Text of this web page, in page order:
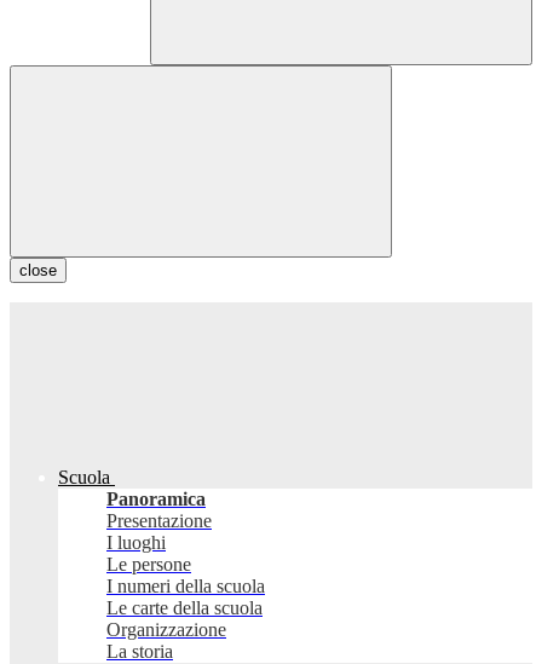
close
Scuola
Panoramica
Presentazione
I luoghi
Le persone
I numeri della scuola
Le carte della scuola
Organizzazione
La storia